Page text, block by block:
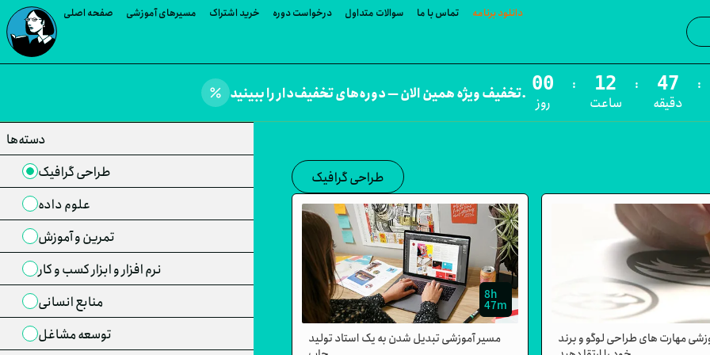
صفحه اصلی مسیرهای آموزشی خرید اشتراک درخواست دوره سوالات متداول تماس با ما دانلود برنامه
percent تخفیف ویژه همین الان — دوره‌های تخفیف‌دار را ببینید.
روز
:
ساعت
:
دقیقه
:
طراحی گرافیک
8h
47m
مسیر آموزشی تبدیل شدن به یک استاد تولید
مهارت های طراحی لوگو و برند
دسته‌ها
طراحی گرافیک
علوم داده
تمرین و آموزش
نرم افزار و ابزار کسب و کار
منابع انسانی
توسعه مشاغل